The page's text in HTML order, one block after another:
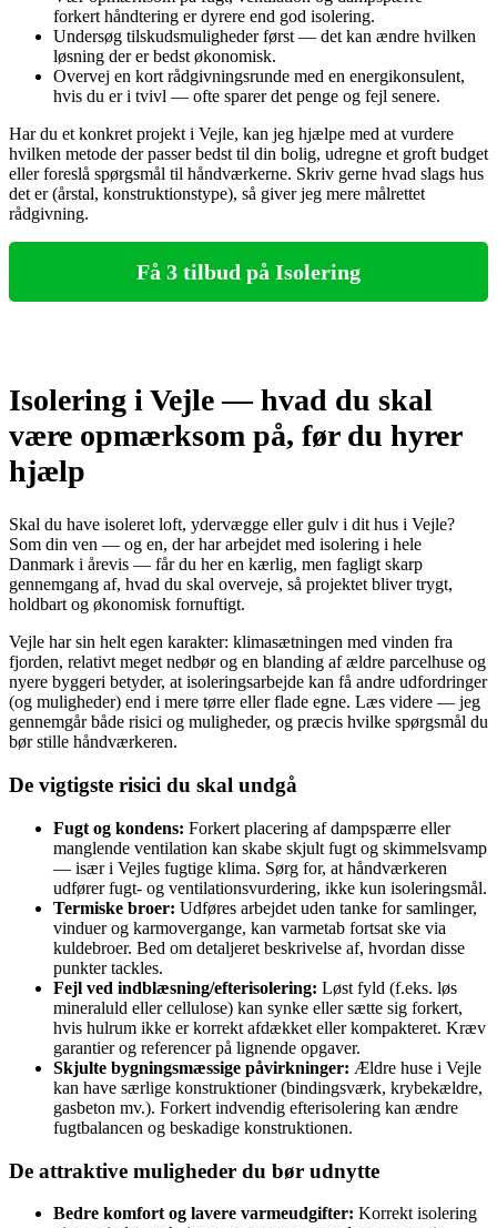
forkert håndtering er dyrere end god isolering.
Undersøg tilskudsmuligheder først — det kan ændre hvilken
løsning der er bedst økonomisk.
Overvej en kort rådgivningsrunde med en energikonsulent,
hvis du er i tvivl — ofte sparer det penge og fejl senere.
Har du et konkret projekt i Vejle, kan jeg hjælpe med at vurdere
hvilken metode der passer bedst til din bolig, udregne et groft budget
eller foreslå spørgsmål til håndværkerne. Skriv gerne hvad slags hus
det er (årstal, konstruktionstype), så giver jeg mere målrettet
rådgivning.
Få 3 tilbud på Isolering
Isolering i Vejle — hvad du skal
være opmærksom på, før du hyrer
hjælp
Skal du have isoleret loft, ydervægge eller gulv i dit hus i Vejle?
Som din ven — og en, der har arbejdet med isolering i hele
Danmark i årevis — får du her en kærlig, men fagligt skarp
gennemgang af, hvad du skal overveje, så projektet bliver trygt,
holdbart og økonomisk fornuftigt.
Vejle har sin helt egen karakter: klimasætningen med vinden fra
fjorden, relativt meget nedbør og en blanding af ældre parcelhuse og
nyere byggeri betyder, at isoleringsarbejde kan få andre udfordringer
(og muligheder) end i mere tørre eller flade egne. Læs videre — jeg
gennemgår både risici og muligheder, og præcis hvilke spørgsmål du
bør stille håndværkeren.
De vigtigste risici du skal undgå
Fugt og kondens: Forkert placering af dampspærre eller
manglende ventilation kan skabe skjult fugt og skimmelsvamp
— især i Vejles fugtige klima. Sørg for, at håndværkeren
udfører fugt- og ventilationsvurdering, ikke kun isoleringsmål.
Termiske broer: Udføres arbejdet uden tanke for samlinger,
vinduer og karmovergange, kan varmetab fortsat ske via
kuldebroer. Bed om detaljeret beskrivelse af, hvordan disse
punkter tackles.
Fejl ved indblæsning/efterisolering: Løst fyld (f.eks. løs
mineraluld eller cellulose) kan synke eller sætte sig forkert,
hvis hulrum ikke er korrekt afdækket eller kompakteret. Kræv
garantier og referencer på lignende opgaver.
Skjulte bygningsmæssige påvirkninger: Ældre huse i Vejle
kan have særlige konstruktioner (bindingsværk, krybekældre,
gasbeton mv.). Forkert indvendig efterisolering kan ændre
fugtbalancen og beskadige konstruktionen.
De attraktive muligheder du bør udnytte
Bedre komfort og lavere varmeudgifter: Korrekt isolering